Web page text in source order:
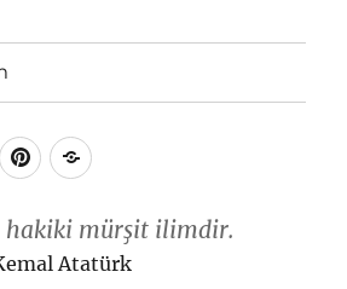
Pinterest
RSS
hakiki mürşit ilimdir.
Atatürk